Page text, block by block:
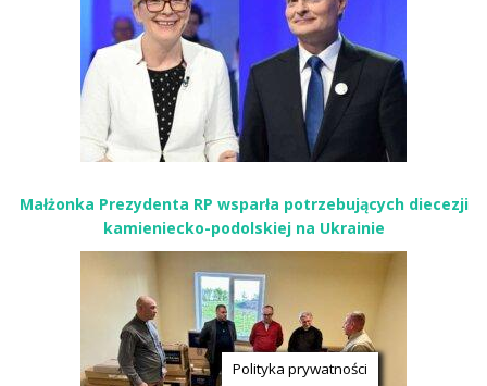
Małżonka Prezydenta RP wsparła potrzebujących diecezji
kamieniecko-podolskiej na Ukrainie
Polityka prywatności